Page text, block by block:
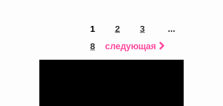
1 2 3
...
8
следующая